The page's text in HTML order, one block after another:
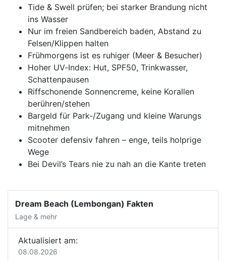
Tide & Swell prüfen; bei starker Brandung nicht
ins Wasser
Nur im freien Sandbereich baden, Abstand zu
Felsen/Klippen halten
Frühmorgens ist es ruhiger (Meer & Besucher)
Hoher UV‑Index: Hut, SPF50, Trinkwasser,
Schattenpausen
Riffschonende Sonnencreme, keine Korallen
berühren/stehen
Bargeld für Park-/Zugang und kleine Warungs
mitnehmen
Scooter defensiv fahren – enge, teils holprige
Wege
Bei Devil’s Tears nie zu nah an die Kante treten
Dream Beach (Lembongan) Fakten
Lage & mehr
Aktualisiert am:
08.08.2026